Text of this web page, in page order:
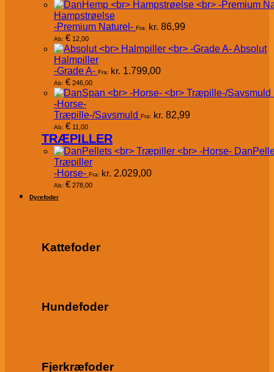
Hampstrøelse
-Premium Naturel- Fra: kr. 86,99
Ab: € 12,00
Absolut
Halmpiller
-Grade A- Fra: kr. 1.799,00
Ab: € 246,00
-Horse-
Træpille-/Savsmuld Fra: kr. 82,99
Ab: € 11,00
TRÆPILLER
Træpiller
-Horse- Fra: kr. 2.029,00
Ab: € 278,00
Dyrefoder
Kattefoder
Hundefoder
Fjerkræfoder